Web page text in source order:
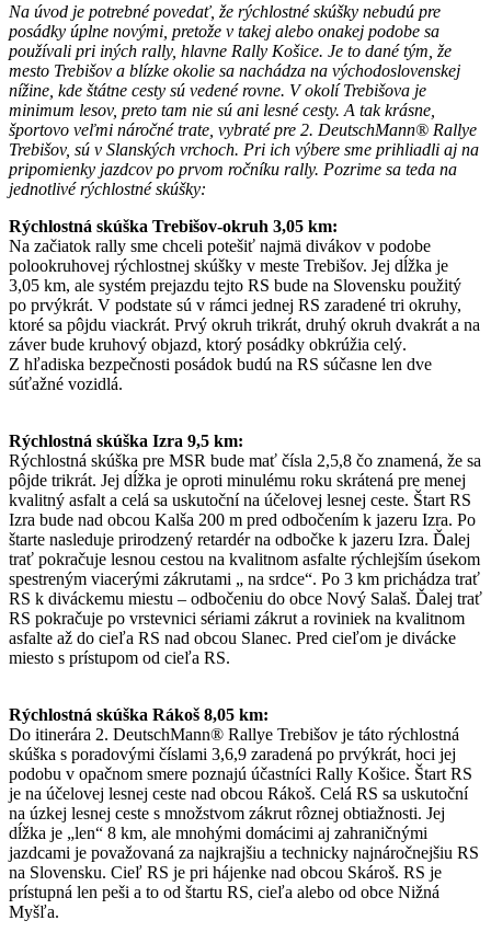
Na úvod je potrebné povedať, že rýchlostné skúšky nebudú pre
posádky úplne novými, pretože v takej alebo onakej podobe sa
používali pri iných rally, hlavne Rally Košice. Je to dané tým, že
mesto Trebišov a blízke okolie sa nachádza na východoslovenskej
nížine, kde štátne cesty sú vedené rovne. V okolí Trebišova je
minimum lesov, preto tam nie sú ani lesné cesty. A tak krásne,
športovo veľmi náročné trate, vybraté pre 2. DeutschMann® Rallye
Trebišov, sú v Slanských vrchoch. Pri ich výbere sme prihliadli aj na
pripomienky jazdcov po prvom ročníku rally. Pozrime sa teda na
jednotlivé rýchlostné skúšky:
Rýchlostná skúška Trebišov-okruh 3,05 km:
Na začiatok rally sme chceli potešiť najmä divákov v podobe
polookruhovej rýchlostnej skúšky v meste Trebišov. Jej dĺžka je
3,05 km, ale systém prejazdu tejto RS bude na Slovensku použitý
po prvýkrát. V podstate sú v rámci jednej RS zaradené tri okruhy,
ktoré sa pôjdu viackrát. Prvý okruh trikrát, druhý okruh dvakrát a na
záver bude kruhový objazd, ktorý posádky obkrúžia celý.
Z hľadiska bezpečnosti posádok budú na RS súčasne len dve
súťažné vozidlá.
Rýchlostná skúška Izra 9,5 km:
Rýchlostná skúška pre MSR bude mať čísla 2,5,8 čo znamená, že sa
pôjde trikrát. Jej dĺžka je oproti minulému roku skrátená pre menej
kvalitný asfalt a celá sa uskutoční na účelovej lesnej ceste. Štart RS
Izra bude nad obcou Kalša 200 m pred odbočením k jazeru Izra. Po
štarte nasleduje prirodzený retardér na odbočke k jazeru Izra. Ďalej
trať pokračuje lesnou cestou na kvalitnom asfalte rýchlejším úsekom
spestreným viacerými zákrutami „ na srdce“. Po 3 km prichádza trať
RS k diváckemu miestu – odbočeniu do obce Nový Salaš. Ďalej trať
RS pokračuje po vrstevnici sériami zákrut a roviniek na kvalitnom
asfalte až do cieľa RS nad obcou Slanec. Pred cieľom je divácke
miesto s prístupom od cieľa RS.
Rýchlostná skúška Rákoš 8,05 km:
Do itinerára 2. DeutschMann® Rallye Trebišov je táto rýchlostná
skúška s poradovými číslami 3,6,9 zaradená po prvýkrát, hoci jej
podobu v opačnom smere poznajú účastníci Rally Košice. Štart RS
je na účelovej lesnej ceste nad obcou Rákoš. Celá RS sa uskutoční
na úzkej lesnej ceste s množstvom zákrut rôznej obtiažnosti. Jej
dĺžka je „len“ 8 km, ale mnohými domácimi aj zahraničnými
jazdcami je považovaná za najkrajšiu a technicky najnáročnejšiu RS
na Slovensku. Cieľ RS je pri hájenke nad obcou Skároš. RS je
prístupná len peši a to od štartu RS, cieľa alebo od obce Nižná
Myšľa.